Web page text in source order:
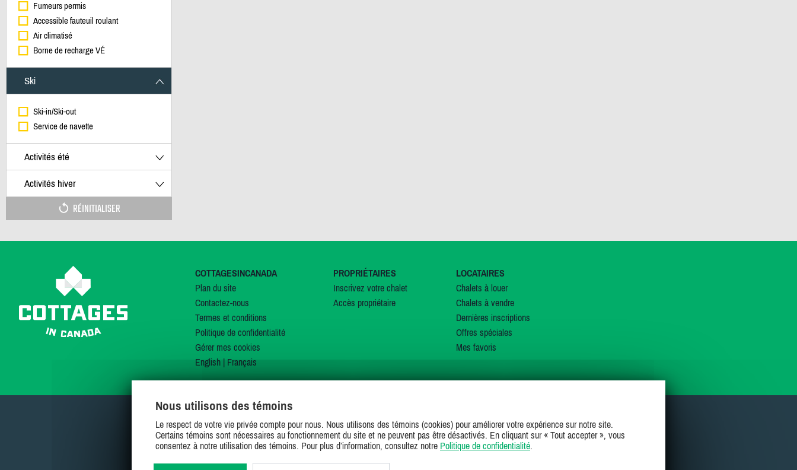
Fumeurs permis
Accessible fauteuil roulant
Air climatisé
Borne de recharge VÉ
Ski
Ski-in/Ski-out
Service de navette
Activités été
Activités hiver
RÉINITIALISER
COTTAGESINCANADA
Plan du site
Contactez-nous
Termes et conditions
Politique de confidentialité
Gérer mes cookies
English| Français
PROPRIÉTAIRES
Inscrivez votre chalet
Accès propriétaire
LOCATAIRES
Chalets à louer
Chalets à vendre
Dernières inscriptions
Offres spéciales
Mes favoris
SUIVEZ-NOUS SUR
Nous utilisons des témoins
Le respect de votre vie privée compte pour nous. Nous utilisons des témoins (cookies) pour améliorer votre expérience sur notre site.
Certains témoins sont nécessaires au fonctionnement du site et ne peuvent pas être désactivés. En cliquant sur « Tout accepter », vous
consentez à notre utilisation des témoins. Pour plus d’information, consultez notre Politique de confidentialité.